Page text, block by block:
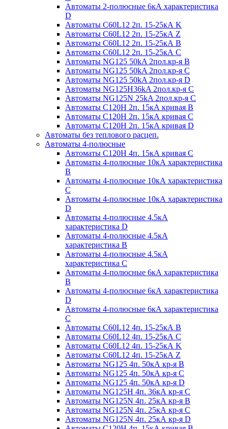
Автоматы 2-полюсные 6кА характеристика
D
Автоматы C60L12 2п. 15-25кА K
Автоматы C60L12 2п. 15-25кА Z
Автоматы C60L12 2п. 15-25кА B
Автоматы C60L12 2п. 15-25кА C
Автоматы NG125 50kA 2пол.кр-я B
Автоматы NG125 50kA 2пол.кр-я C
Автоматы NG125 50kA 2пол.кр-я D
Автоматы NG125H36kA 2пол.кр-я C
Автоматы NG125N 25kA 2пол.кр-я C
Автоматы С120H 2п. 15кА кривая B
Автоматы С120H 2п. 15кА кривая C
Автоматы С120H 2п. 15кА кривая D
Автоматы без теплового расцеп.
Автоматы 4-полюсные
Автоматы С120H 4п. 15кА кривая C
Автоматы 4-полюсные 10кА характеристика
B
Автоматы 4-полюсные 10кА характеристика
C
Автоматы 4-полюсные 10кА характеристика
D
Автоматы 4-полюсные 4.5кА
характеристика D
Автоматы 4-полюсные 4.5кА
характеристика В
Автоматы 4-полюсные 4.5кА
характеристика С
Автоматы 4-полюсные 6кА характеристика
B
Автоматы 4-полюсные 6кА характеристика
D
Автоматы 4-полюсные 6кА характеристика
С
Автоматы C60L12 4п. 15-25кА B
Автоматы C60L12 4п. 15-25кА C
Автоматы C60L12 4п. 15-25кА K
Автоматы C60L12 4п. 15-25кА Z
Автоматы NG125 4п. 50кА кр-я B
Автоматы NG125 4п. 50кА кр-я C
Автоматы NG125 4п. 50кА кр-я D
Автоматы NG125H 4п. 36кА кр-я C
Автоматы NG125N 4п. 25кА кр-я B
Автоматы NG125N 4п. 25кА кр-я C
Автоматы NG125N 4п. 25кА кр-я D